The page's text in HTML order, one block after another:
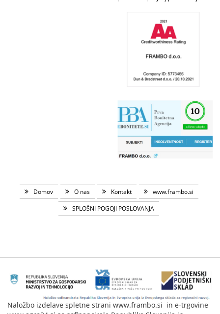
Domov O nas Kontakt
www.frambo.si
SPLOŠNI POGOJI POSLOVANJA
Naložbo izdelave spletne strani www.frambo.si in e-trgovine